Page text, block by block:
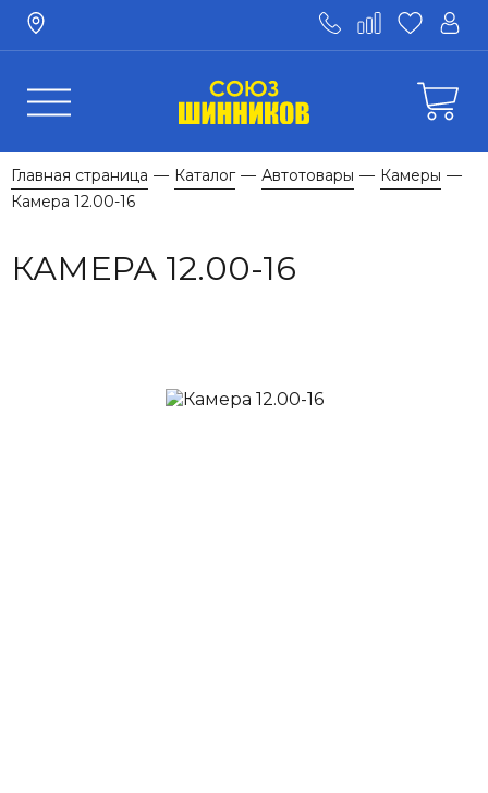
Главная страница — Каталог — Автотовары — Камеры —
Камера 12.00-16
КАМЕРА 12.00-16